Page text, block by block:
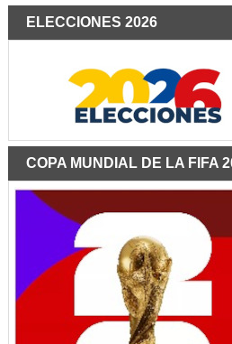
ELECCIONES 2026
COPA MUNDIAL DE LA FIFA